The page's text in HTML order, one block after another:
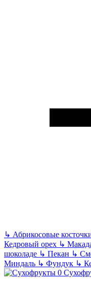
↳ Абрикосовые
Кедровый орех ↳
шоколаде ↳ Пекан ↳
Миндаль ↳ Фундук ↳